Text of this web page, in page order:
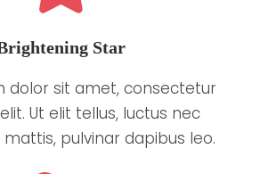
Star
dolor sit amet, consectetur
Ut elit tellus, luctus nec
pulvinar dapibus leo.